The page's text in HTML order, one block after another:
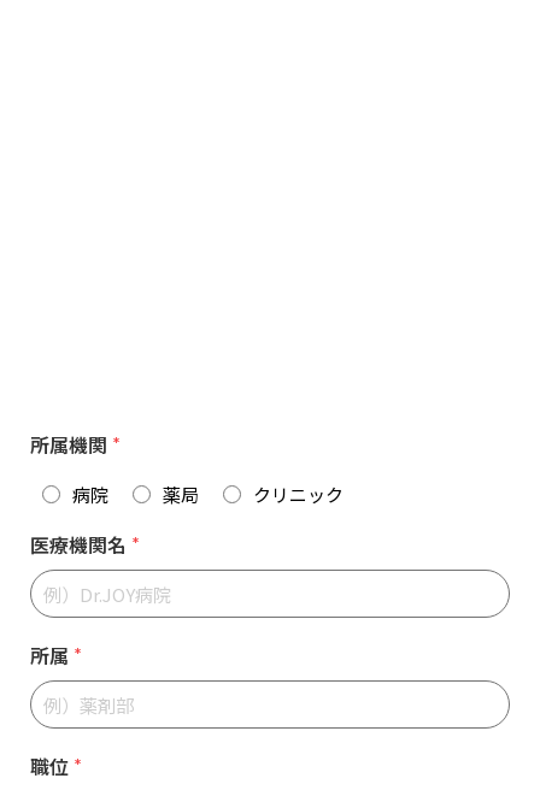
所属機関 *
病院 薬局 クリニック
医療機関名 *
所属 *
職位 *